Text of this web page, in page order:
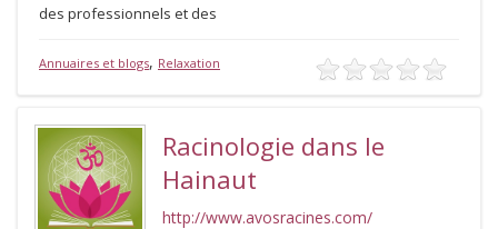
des professionnels et des
Annuaires et blogs, Relaxation
Racinologie dans le
Hainaut
http://www.avosracines.com/